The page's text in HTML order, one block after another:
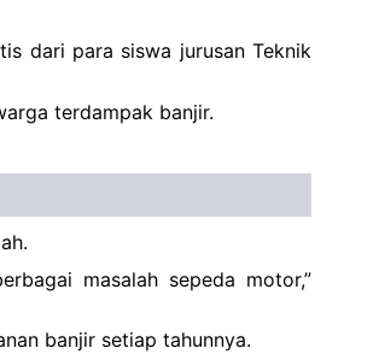
dari para siswa jurusan Teknik
terdampak banjir.
masalah sepeda motor,”
banjir setiap tahunnya.